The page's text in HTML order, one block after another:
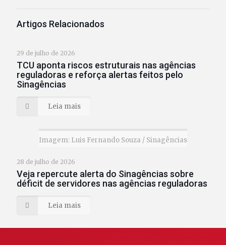
Artigos Relacionados
29 de julho de 2026
TCU aponta riscos estruturais nas agências
reguladoras e reforça alertas feitos pelo
Sinagências
Leia mais
Imagem: Luis Fernando Souza / Sinagências
28 de julho de 2026
Veja repercute alerta do Sinagências sobre
déficit de servidores nas agências reguladoras
Leia mais